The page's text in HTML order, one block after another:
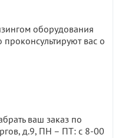
оборудования
вас о
ваш заказ по
д.9, ПН – ПТ: с 8-00